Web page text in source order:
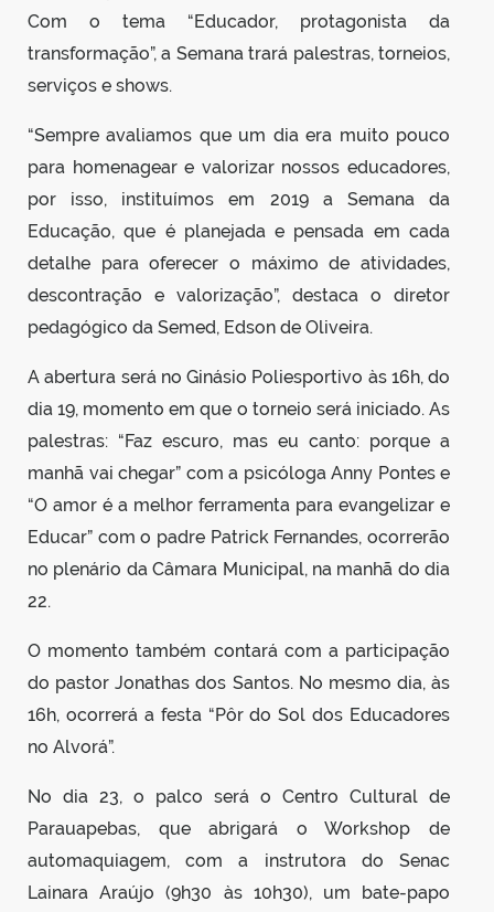
Com o tema “Educador, protagonista da
transformação”, a Semana trará palestras, torneios,
serviços e shows.
“Sempre avaliamos que um dia era muito pouco
para homenagear e valorizar nossos educadores,
por isso, instituímos em 2019 a Semana da
Educação, que é planejada e pensada em cada
detalhe para oferecer o máximo de atividades,
descontração e valorização”, destaca o diretor
pedagógico da Semed, Edson de Oliveira.
A abertura será no Ginásio Poliesportivo às 16h, do
dia 19, momento em que o torneio será iniciado. As
palestras: “Faz escuro, mas eu canto: porque a
manhã vai chegar” com a psicóloga Anny Pontes e
“O amor é a melhor ferramenta para evangelizar e
Educar” com o padre Patrick Fernandes, ocorrerão
no plenário da Câmara Municipal, na manhã do dia
22.
O momento também contará com a participação
do pastor Jonathas dos Santos. No mesmo dia, às
16h, ocorrerá a festa “Pôr do Sol dos Educadores
no Alvorá”.
No dia 23, o palco será o Centro Cultural de
Parauapebas, que abrigará o Workshop de
automaquiagem, com a instrutora do Senac
Lainara Araújo (9h30 às 10h30), um bate-papo